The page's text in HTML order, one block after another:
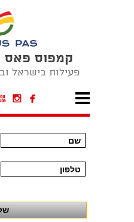
קמפוס פאס CAMPUS PAS
פעילות בישראל

